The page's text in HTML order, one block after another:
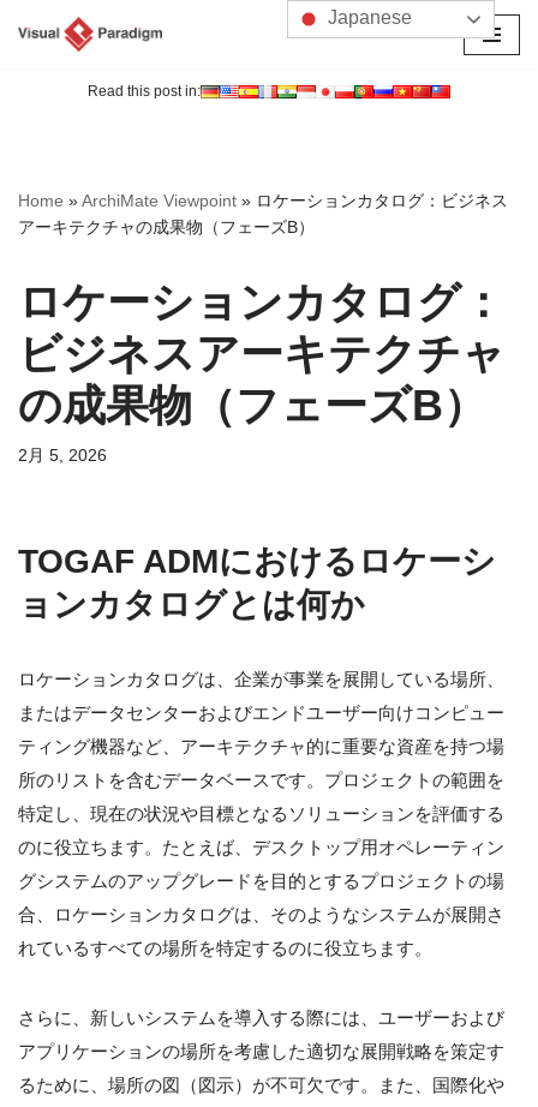
へ
ス
ッ
プ
Read this post in:
Home »ArchiMate Viewpoint » ロケーションカタログ：ビジネス
アーキテクチャの成果物（フェーズB）
ロケーションカタログ：
ビジネスアーキテクチャ
の成果物（フェーズB）
2月 5, 2026
TOGAF ADMにおけるロケーシ
ョンカタログとは何か
ロケーションカタログは、企業が事業を展開している場所、
またはデータセンターおよびエンドユーザー向けコンピュー
ティング機器など、アーキテクチャ的に重要な資産を持つ場
所のリストを含むデータベースです。プロジェクトの範囲を
特定し、現在の状況や目標となるソリューションを評価する
のに役立ちます。たとえば、デスクトップ用オペレーティン
グシステムのアップグレードを目的とするプロジェクトの場
合、ロケーションカタログは、そのようなシステムが展開さ
れているすべての場所を特定するのに役立ちます。
さらに、新しいシステムを導入する際には、ユーザーおよび
アプリケーションの場所を考慮した適切な展開戦略を策定す
るために、場所の図（図示）が不可欠です。また、国際化や
Japanese